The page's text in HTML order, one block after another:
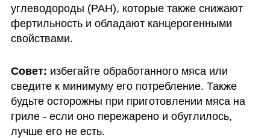
углеводороды (PAH), которые также снижают
фертильность и обладают канцерогенными
свойствами.
Совет: избегайте обработанного мяса или
сведите к минимуму его потребление. Также
будьте осторожны при приготовлении мяса на
гриле - если оно пережарено и обуглилось,
лучше его не есть.